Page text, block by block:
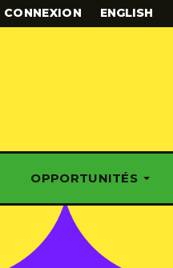
CONNEXION ENGLISH
OPPORTUNITÉS